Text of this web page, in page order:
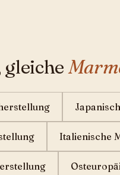
gleiche
Italienische